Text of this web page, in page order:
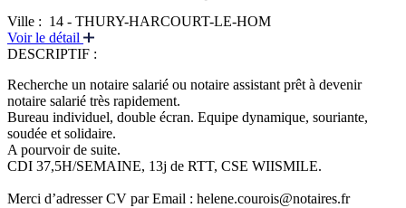
Ville : 14 - THURY-HARCOURT-LE-HOM
Voir le détail
DESCRIPTIF :
Recherche un notaire salarié ou notaire assistant prêt à devenir
notaire salarié très rapidement.
Bureau individuel, double écran. Equipe dynamique, souriante,
soudée et solidaire.
A pourvoir de suite.
CDI 37,5H/SEMAINE, 13j de RTT, CSE WIISMILE.
Merci d’adresser CV par Email : helene.courois@notaires.fr